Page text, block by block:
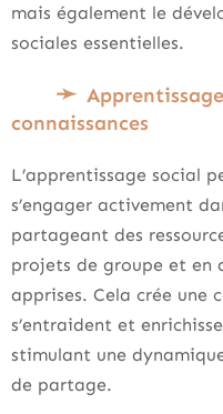
mais également le
sociales essentielles.
connaissances
L’apprentissage social
s’engager activement
partageant des
projets de groupe et en
apprises. Cela crée une
s’entraident et
stimulant une
de partage.